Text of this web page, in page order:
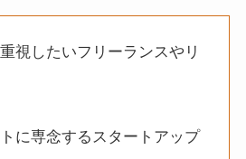
視したいフリーランスやリ
に専念するスタートアップ